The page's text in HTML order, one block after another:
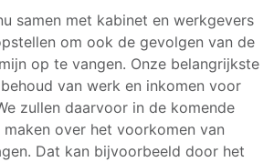
samen met kabinet en werkgevers
om ook de gevolgen van de
op te vangen. Onze belangrijkste
van werk en inkomen voor
zullen daarvoor in de komende
over het voorkomen van
Dat kan bijvoorbeeld door het